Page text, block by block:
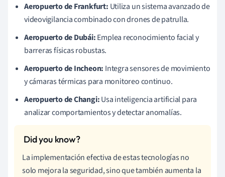
Aeropuerto de Frankfurt: Utiliza un sistema avanzado de
videovigilancia combinado con drones de patrulla.
Aeropuerto de Dubái:Emplea reconocimiento facial y
barreras físicas robustas.
Aeropuerto de Incheon: Integra sensores de movimiento
y cámaras térmicas para monitoreo continuo.
Aeropuerto de Changi:Usa inteligencia artificial para
analizar comportamientos y detectar anomalías.
La implementación efectiva de estas tecnologías no
solo mejora la seguridad, sino que también aumenta la